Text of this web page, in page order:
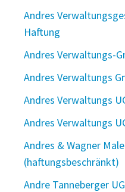
Andres
Haftung
Andres Verwaltungs-
Andres Verwaltungs
Andres Verwaltungs
Andres Verwaltungs
Andres & Wagner
(haftungsbeschränkt)
Andre Tanneberger